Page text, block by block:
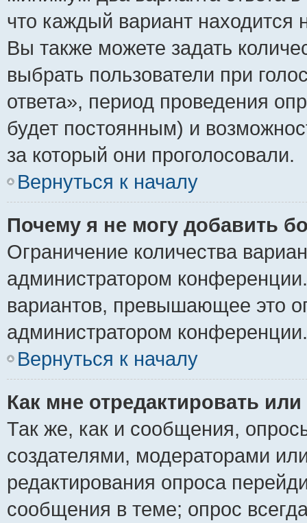
что каждый вариант находится
Вы также можете задать
выбрать пользователи при
ответа», период проведения
будет постоянным) и
за который они проголосовали.
Вернуться к началу
Почему я не могу добавить
Ограничение количества
администратором
вариантов, превышающее это
администратором конференции.
Вернуться к началу
Как мне отредактировать
Так же, как и сообщения,
создателями, модераторами
редактирования опроса
сообщения в теме; опрос